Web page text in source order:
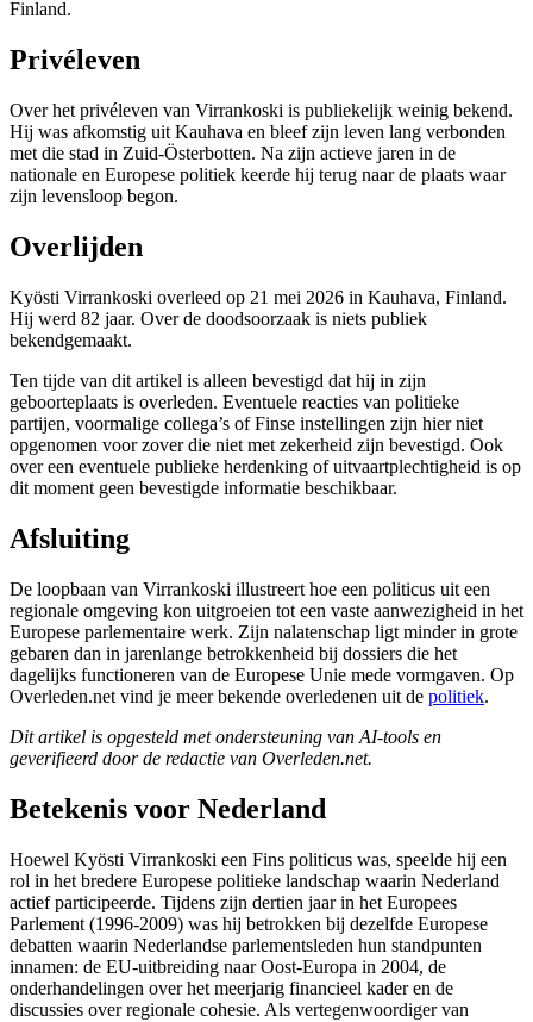
Finland.
Privéleven
Over het privéleven van Virrankoski is publiekelijk weinig bekend.
Hij was afkomstig uit Kauhava en bleef zijn leven lang verbonden
met die stad in Zuid-Österbotten. Na zijn actieve jaren in de
nationale en Europese politiek keerde hij terug naar de plaats waar
zijn levensloop begon.
Overlijden
Kyösti Virrankoski overleed op 21 mei 2026 in Kauhava, Finland.
Hij werd 82 jaar. Over de doodsoorzaak is niets publiek
bekendgemaakt.
Ten tijde van dit artikel is alleen bevestigd dat hij in zijn
geboorteplaats is overleden. Eventuele reacties van politieke
partijen, voormalige collega’s of Finse instellingen zijn hier niet
opgenomen voor zover die niet met zekerheid zijn bevestigd. Ook
over een eventuele publieke herdenking of uitvaartplechtigheid is op
dit moment geen bevestigde informatie beschikbaar.
Afsluiting
De loopbaan van Virrankoski illustreert hoe een politicus uit een
regionale omgeving kon uitgroeien tot een vaste aanwezigheid in het
Europese parlementaire werk. Zijn nalatenschap ligt minder in grote
gebaren dan in jarenlange betrokkenheid bij dossiers die het
dagelijks functioneren van de Europese Unie mede vormgaven. Op
Overleden.net vind je meer bekende overledenen uit de politiek.
Dit artikel is opgesteld met ondersteuning van AI-tools en
geverifieerd door de redactie van Overleden.net.
Betekenis voor Nederland
Hoewel Kyösti Virrankoski een Fins politicus was, speelde hij een
rol in het bredere Europese politieke landschap waarin Nederland
actief participeerde. Tijdens zijn dertien jaar in het Europees
Parlement (1996-2009) was hij betrokken bij dezelfde Europese
debatten waarin Nederlandse parlementsleden hun standpunten
innamen: de EU-uitbreiding naar Oost-Europa in 2004, de
onderhandelingen over het meerjarig financieel kader en de
discussies over regionale cohesie. Als vertegenwoordiger van